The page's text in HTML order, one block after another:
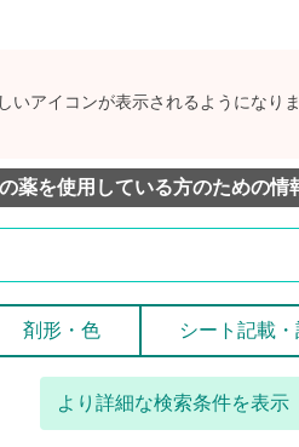
いアイコンが表示されるようになりま
薬を使用している方のための情
剤形・色 シート記載
より詳細な検索条件を表示